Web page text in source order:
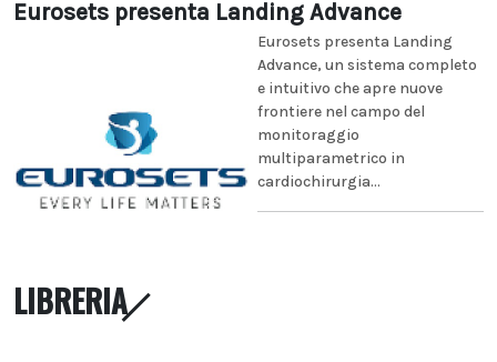
Eurosets presenta Landing Advance
Eurosets presenta Landing
Advance, un sistema completo
e intuitivo che apre nuove
frontiere nel campo del
monitoraggio
multiparametrico in
cardiochirurgia...
LIBRERIA